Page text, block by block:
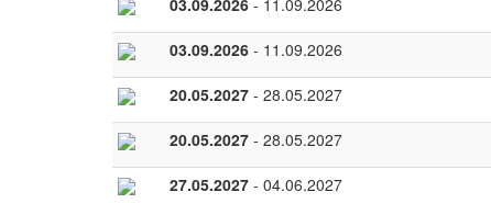
03.09.2026 - 11.09.2026
20.05.2027 - 28.05.2027
20.05.2027 - 28.05.2027
27.05.2027 - 04.06.2027